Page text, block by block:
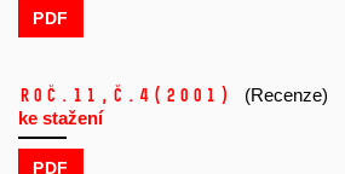
PDF
Roč.11, č.4 (2001)
(Recenze)
ke stažení
PDF